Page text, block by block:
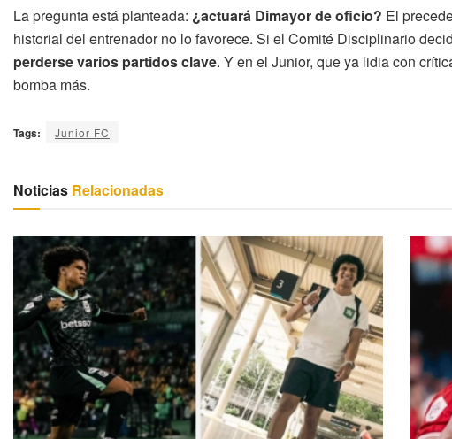
La pregunta está planteada: ¿actuará Dimayor de oficio? El
historial del entrenador no lo favorece. Si el Comité Disciplinario
perderse varios partidos clave. Y en el Junior, que ya lidia con
bomba más.
Tags: Junior FC
Noticias Relacionadas